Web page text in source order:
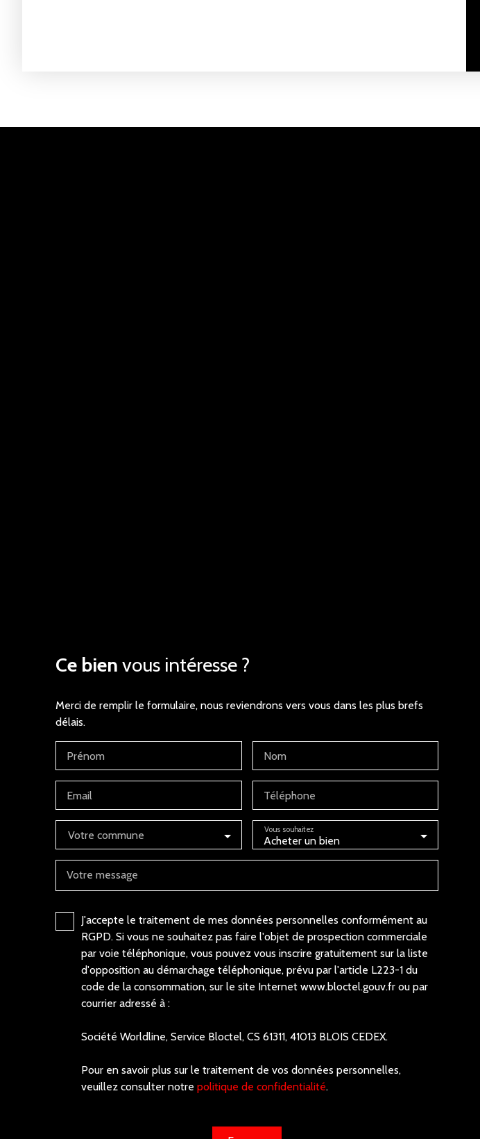
Ce bien vous intéresse ?
Merci de remplir le formulaire, nous reviendrons vers vous dans les plus brefs
délais.
Prénom Nom
Email Téléphone
Votre commune Acheter un bien
Vous souhaitez
Votre message
J'accepte le traitement de mes données personnelles conformément au
RGPD. Si vous ne souhaitez pas faire l'objet de prospection commerciale
par voie téléphonique, vous pouvez vous inscrire gratuitement sur la liste
d'opposition au démarchage téléphonique, prévu par l'article L223-1 du
code de la consommation, sur le site Internet www.bloctel.gouv.fr ou par
courrier adressé à :
Société Worldline, Service Bloctel, CS 61311, 41013 BLOIS CEDEX.
Pour en savoir plus sur le traitement de vos données personnelles,
veuillez consulter notre politique de confidentialité.